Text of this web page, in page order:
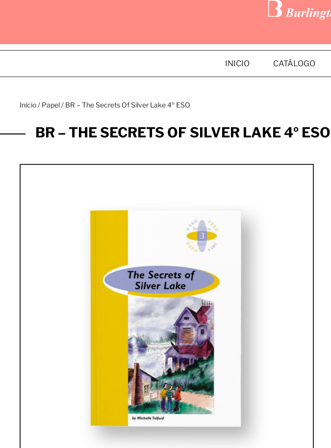
INICIO CATÁLOGO
Inicio/ Papel/ BR – The Secrets Of Silver Lake 4º ESO
BR – THE SECRETS OF SILVER LAKE 4º ESO